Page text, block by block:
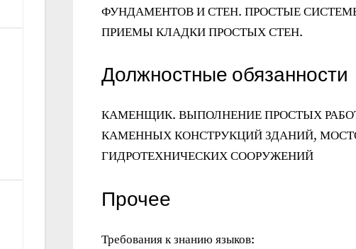
ФУНДАМЕНТОВ И СТЕН. ПРОСТЫЕ
ПРИЕМЫ КЛАДКИ ПРОСТЫХ СТЕН.
Должностные обязанности
КАМЕНЩИК. ВЫПОЛНЕНИЕ ПРОСТЫХ
КАМЕННЫХ КОНСТРУКЦИЙ ЗДАНИЙ,
ГИДРОТЕХНИЧЕСКИХ СООРУЖЕНИЙ
Прочее
Требования к знанию языков: